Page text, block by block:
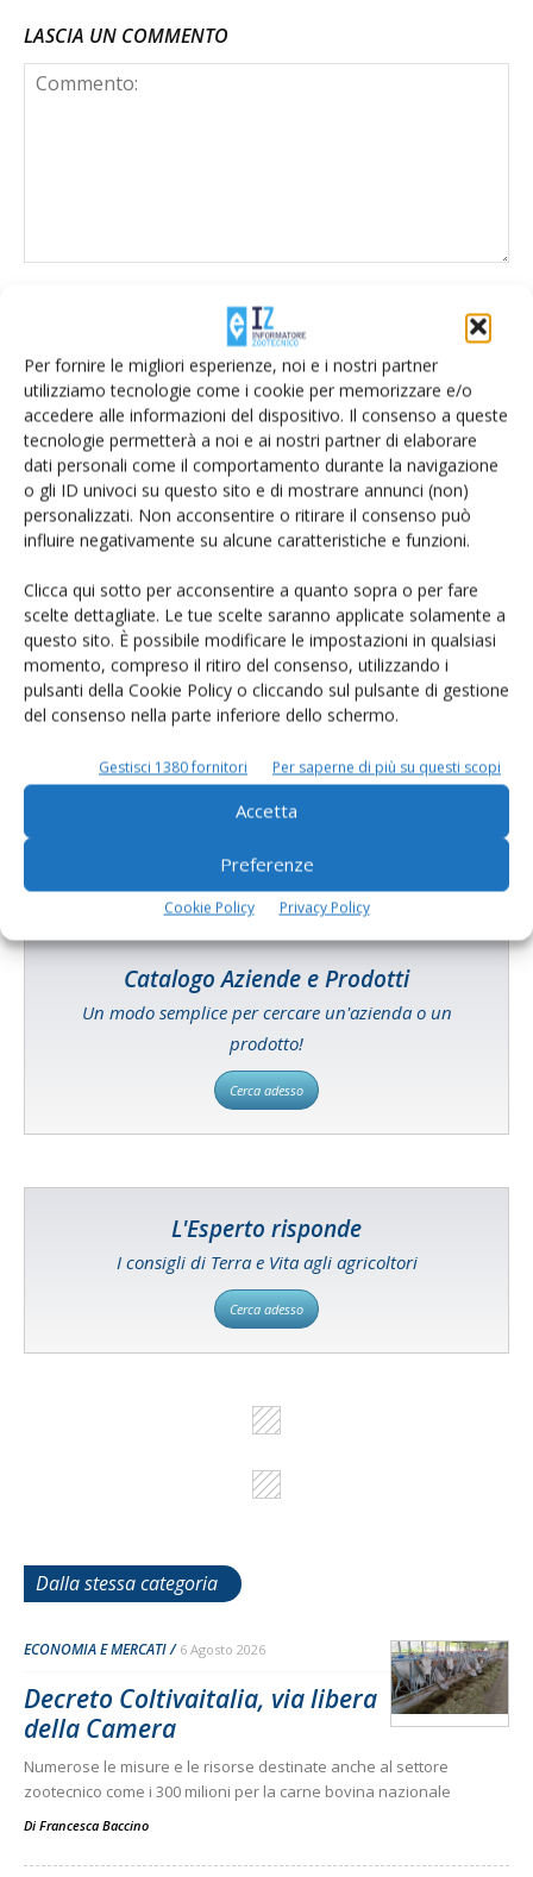
Per fornire le migliori esperienze, noi e i nostri partner
utilizziamo tecnologie come i cookie per memorizzare e/o
accedere alle informazioni del dispositivo. Il consenso a queste
tecnologie permetterà a noi e ai nostri partner di elaborare
dati personali come il comportamento durante la navigazione
o gli ID univoci su questo sito e di mostrare annunci (non)
personalizzati. Non acconsentire o ritirare il consenso può
influire negativamente su alcune caratteristiche e funzioni.
Clicca qui sotto per acconsentire a quanto sopra o per fare
scelte dettagliate. Le tue scelte saranno applicate solamente a
questo sito. È possibile modificare le impostazioni in qualsiasi
momento, compreso il ritiro del consenso, utilizzando i
pulsanti della Cookie Policy o cliccando sul pulsante di gestione
del consenso nella parte inferiore dello schermo.
Gestisci 1380 fornitori Per saperne di più su questi scopi
Accetta
Preferenze
Cookie Policy Privacy Policy
LASCIA UN COMMENTO
Salva il mio nome, email e sito web in questo browser per la
prossima volta che commento.
E-magazine
Catalogo Aziende e Prodotti
Un modo semplice per cercare un'azienda o un
prodotto!
Cerca adesso
L'Esperto risponde
I consigli di Terra e Vita agli agricoltori
Cerca adesso
Dalla stessa categoria
ECONOMIA E MERCATI 6 Agosto 2026
Decreto Coltivaitalia, via libera
della Camera
Numerose le misure e le risorse destinate anche al settore
zootecnico come i 300 milioni per la carne bovina nazionale
Di Francesca Baccino